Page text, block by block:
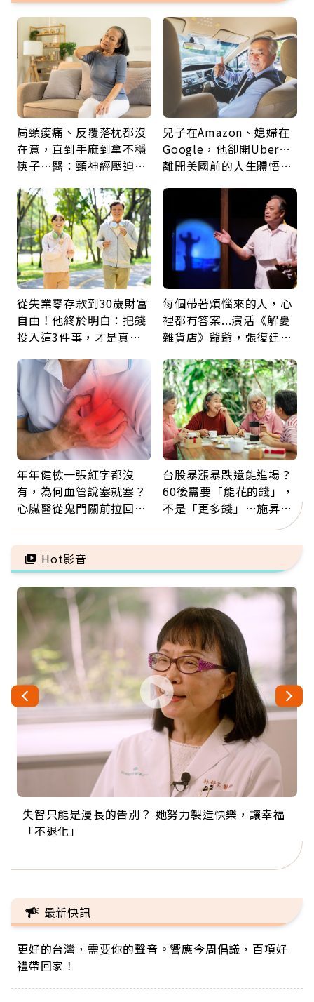
肩頸痠痛、反覆落枕都沒
在意，直到手麻到拿不穩
筷子…醫：頸神經壓迫上
鍵
兒子在Amazon、媳婦在
Google，他卻開Uber…
離開美國前的人生體悟：
從失業零存款到30歲財富
自由！他終於明白：把錢
投入這3件事，才是真正
每個帶著煩惱來的人，心
裡都有答案...演活《解憂
雜貨店》爺爺，張復建：
善待自己
年年健檢一張紅字都沒
有，為何血管說塞就塞？
心臟醫從鬼門關前拉回病
字
台股暴漲暴跌還能進場？
60後需要「能花的錢」，
不是「更多錢」…施昇
輝：退休族最適合這種股
票
Hot影音
失智只能是漫長的告別？ 她努力製造快樂，讓幸福
「不退化」
來自剛果的巧克力神父 為台灣奉獻36年 「台灣是我
的家，我連作夢都講台語！」
63歲卸矽谷副總、搬回台灣找快樂！「蛋黃哥小
丑」走進安養院，逗樂上萬爺奶：退休後才開始真
104歲打破金氏世界紀錄 成為全球最年長羽球選
手，分享長壽的秘密原來是「這個」
事業巔峰他選擇追夢…黑手阿伯拉小提琴還登上小
巨蛋！連CNN都大讚！
最新快訊
更好的台灣，需要你的聲音。響應今周倡議，百項好
禮帶回家！